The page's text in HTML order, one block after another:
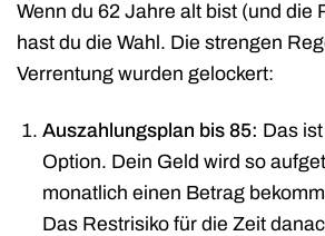
Wenn du 62 Jahre alt bist (und die
hast du die Wahl. Die strengen
Verrentung wurden gelockert:
Auszahlungsplan bis 85: Das
Option. Dein Geld wird so
monatlich einen Betrag
Das Restrisiko für die Zeit